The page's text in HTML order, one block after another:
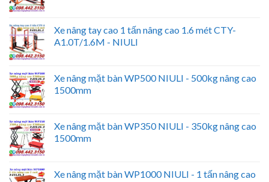
Xe nâng tay cao 1 tấn nâng cao 1.6 mét CTY-
A1.0T/1.6M - NIULI
Xe nâng mặt bàn WP500 NIULI - 500kg nâng cao
1500mm
Xe nâng mặt bàn WP350 NIULI - 350kg nâng cao
1500mm
Xe nâng mặt bàn WP1000 NIULI - 1 tấn nâng cao